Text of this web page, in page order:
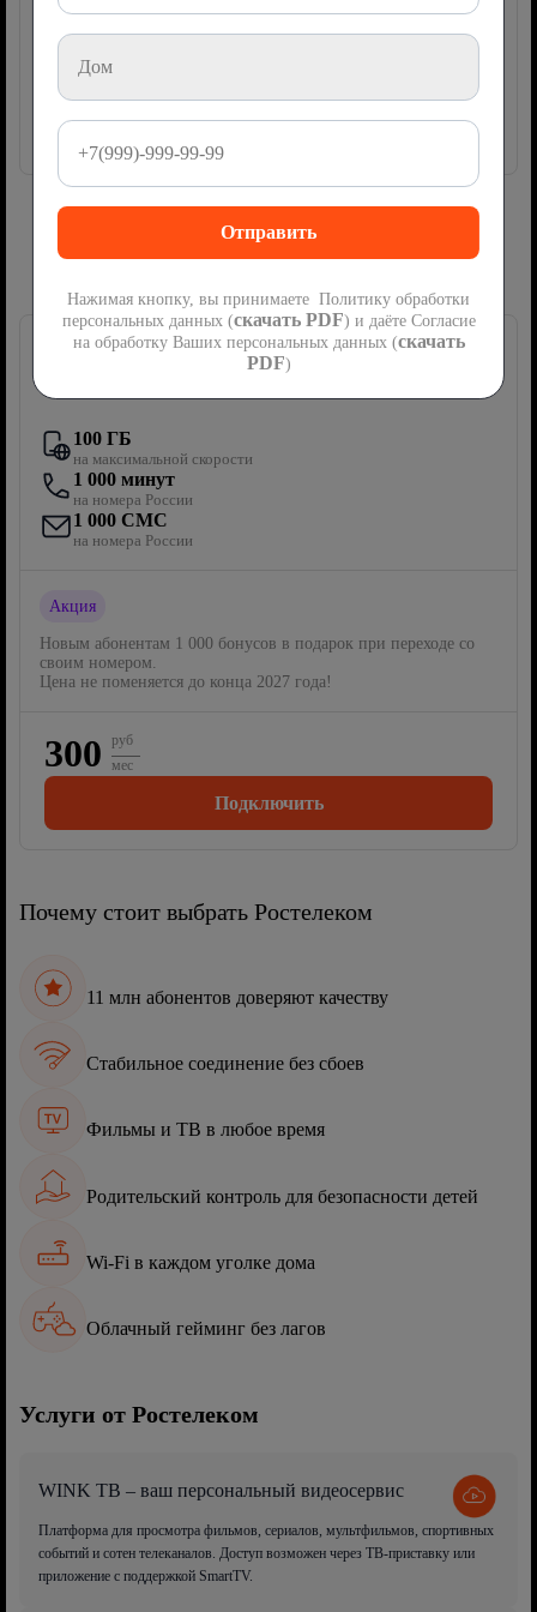
Акция 2 месяца475мес
Далее950
Подключить
Сим-карта Ростелеком с мобильной
Первый мобильный
100 ГБ
на максимальной скорости
1 000 минут
на номера России
1 000 СМС
на номера России
Акция
Новым абонентам 1 000 бонусов в подарок при переходе со
своим номером.
Цена не поменяется до конца 2027 года!
300
руб
мес
Подключить
Почему стоит выбрать Ростелеком
11 млн абонентов доверяют качеству
Стабильное соединение без сбоев
Фильмы и ТВ в любое время
Родительский контроль для безопасности детей
Wi-Fi в каждом уголке дома
Облачный гейминг без лагов
Услуги от Ростелеком
WINK ТВ – ваш персональный видеосервис
Платформа для просмотра фильмов, сериалов, мультфильмов, спортивных
событий и сотен телеканалов. Доступ возможен через ТВ-приставку или
приложение с поддержкой SmartTV.
Нажимая кнопку, вы принимаете Политику обработки
персональных данных (скачать PDF) и даёте Согласие
на обработку Ваших персональных данных (скачать
PDF)